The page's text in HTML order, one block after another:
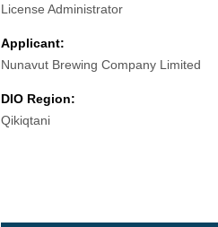
License Administrator
Applicant:
Nunavut Brewing Company Limited
DIO Region:
Qikiqtani